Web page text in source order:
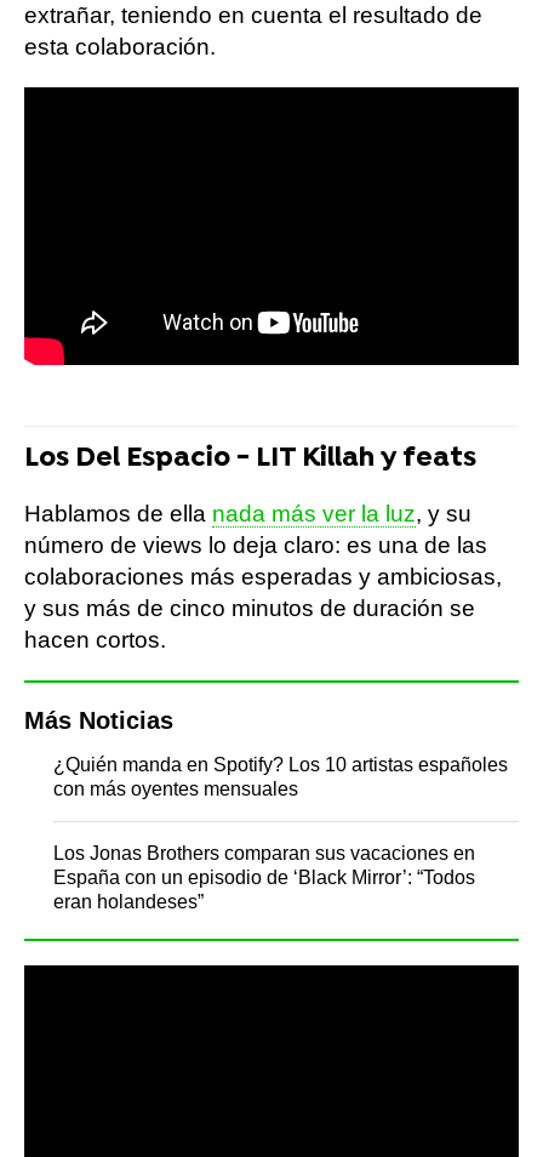
extrañar, teniendo en cuenta el resultado de
esta colaboración.
Los Del Espacio - LIT Killah y feats
Hablamos de ella nada más ver la luz, y su
número de views lo deja claro: es una de las
colaboraciones más esperadas y ambiciosas,
y sus más de cinco minutos de duración se
hacen cortos.
Más Noticias
¿Quién manda en Spotify? Los 10 artistas españoles
con más oyentes mensuales
Los Jonas Brothers comparan sus vacaciones en
España con un episodio de ‘Black Mirror’: “Todos
eran holandeses”